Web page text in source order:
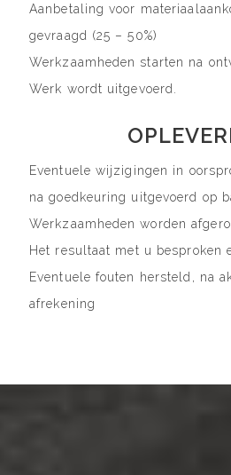
Aanbetaling voor
gevraagd (25 – 50%)
Werkzaamheden starten na
Werk wordt uitgevoerd.
Eventuele wijzigingen in
na goedkeuring uitgevoerd op
Werkzaamheden worden
Het resultaat met u besproken
Eventuele fouten hersteld, na
afrekening